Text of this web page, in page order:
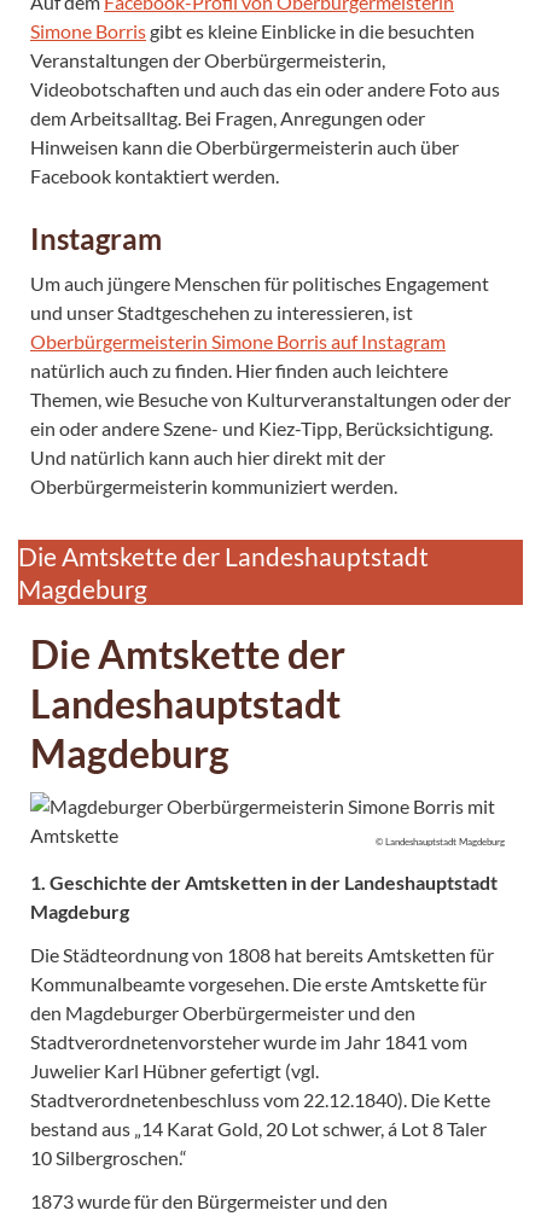
Simone Borrisgibt es kleine Einblicke in die besuchten
Veranstaltungen der Oberbürgermeisterin,
Videobotschaften und auch das ein oder andere Foto aus
dem Arbeitsalltag. Bei Fragen, Anregungen oder
Hinweisen kann die Oberbürgermeisterin auch über
Facebook kontaktiert werden.
Instagram
Um auch jüngere Menschen für politisches Engagement
und unser Stadtgeschehen zu interessieren, ist
Oberbürgermeisterin Simone Borris auf Instagram
natürlich auch zu finden. Hier finden auch leichtere
Themen, wie Besuche von Kulturveranstaltungen oder der
ein oder andere Szene- und Kiez-Tipp, Berücksichtigung.
Und natürlich kann auch hier direkt mit der
Oberbürgermeisterin kommuniziert werden.
Die Amtskette der Landeshauptstadt
Magdeburg
Die Amtskette der
Landeshauptstadt
Magdeburg
© Landeshauptstadt Magdeburg
1. Geschichte der Amtsketten in der Landeshauptstadt
Magdeburg
Die Städteordnung von 1808 hat bereits Amtsketten für
Kommunalbeamte vorgesehen. Die erste Amtskette für
den Magdeburger Oberbürgermeister und den
Stadtverordnetenvorsteher wurde im Jahr 1841 vom
Juwelier Karl Hübner gefertigt (vgl.
Stadtverordnetenbeschluss vom 22.12.1840). Die Kette
bestand aus „14 Karat Gold, 20 Lot schwer, á Lot 8 Taler
10 Silbergroschen.“
1873 wurde für den Bürgermeister und den